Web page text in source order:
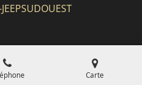
Carte